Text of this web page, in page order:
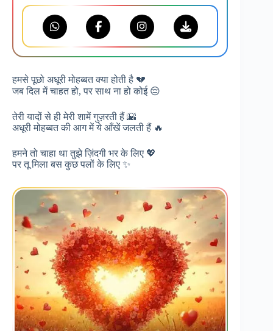
हमसे पूछो अधूरी मोहब्बत क्या होती है 💔
जब दिल में चाहत हो, पर साथ ना हो कोई 😔
तेरी यादों से ही मेरी शामें गुज़रती हैं 🌇
अधूरी मोहब्बत की आग में ये आँखें जलती हैं 🔥
हमने तो चाहा था तुझे ज़िंदगी भर के लिए 💖
पर तू मिला बस कुछ पलों के लिए ✨